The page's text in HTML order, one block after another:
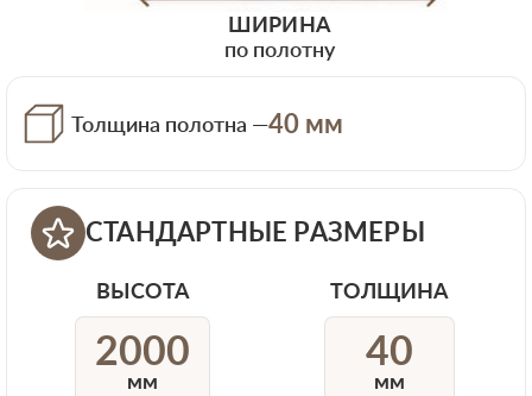
ШИРИНА
по полотну
Толщина полотна —40 мм
СТАНДАРТНЫЕ РАЗМЕРЫ
ВЫСОТА
2000
мм
ТОЛЩИНА
40
мм